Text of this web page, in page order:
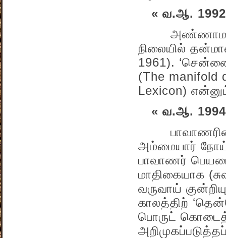
« வ.ஆ. 1992
அண்ணாமலைப்
நிலையில்
1961).
(The manifold
Lexicon)
« வ.ஆ. 1994
பாவாணரின்
அம்மையார்
பாவாணர்
மாதிகையாக
வருவாய்
காலத்திற்
பொருட் கொடைத்